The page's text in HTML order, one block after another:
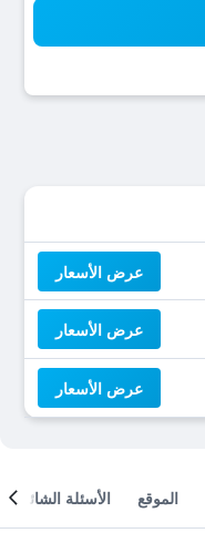
عرض الأسعار
عرض الأسعار
عرض الأسعار
الموقع الأسئلة الشائعة